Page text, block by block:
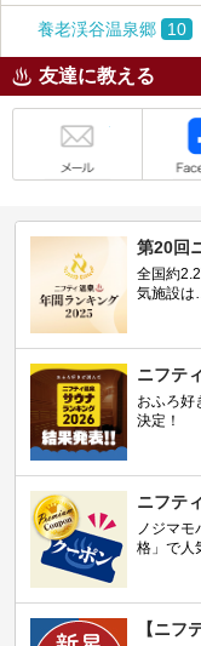
養老渓谷温泉郷 10
友達に教える
第20回
全国約
気施設
ニフテ
おふろ好
決定！
ニフテ
ノジマ
格」で人
【ニフ